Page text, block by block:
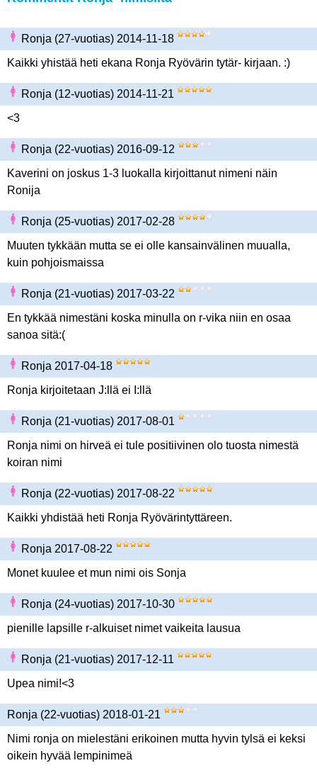
Ronja (27-vuotias) 2014-11-18
Kaikki yhistää heti ekana Ronja Ryövärin tytär- kirjaan. :)
Ronja (12-vuotias) 2014-11-21
<3
Ronja (22-vuotias) 2016-09-12
Kaverini on joskus 1-3 luokalla kirjoittanut nimeni näin
Ronija
Ronja (25-vuotias) 2017-02-28
Muuten tykkään mutta se ei olle kansainvälinen muualla,
kuin pohjoismaissa
Ronja (21-vuotias) 2017-03-22
En tykkää nimestäni koska minulla on r-vika niin en osaa
sanoa sitä:(
Ronja 2017-04-18
Ronja kirjoitetaan J:llä ei I:llä
Ronja (21-vuotias) 2017-08-01
Ronja nimi on hirveä ei tule positiivinen olo tuosta nimestä
koiran nimi
Ronja (22-vuotias) 2017-08-22
Kaikki yhdistää heti Ronja Ryövärintyttäreen.
Ronja 2017-08-22
Monet kuulee et mun nimi ois Sonja
Ronja (24-vuotias) 2017-10-30
pienille lapsille r-alkuiset nimet vaikeita lausua
Ronja (21-vuotias) 2017-12-11
Upea nimi!<3
Ronja (22-vuotias) 2018-01-21
Nimi ronja on mielestäni erikoinen mutta hyvin tylsä ei keksi
oikein hyvää lempinimeä